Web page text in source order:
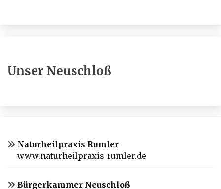
Unser Neuschloß
Naturheilpraxis Rumler
www.naturheilpraxis-rumler.de
Bürgerkammer Neuschloß